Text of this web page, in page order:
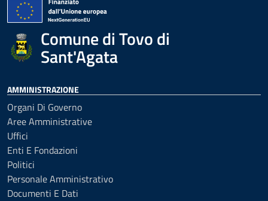
Comune di Tovo di
Sant'Agata
AMMINISTRAZIONE
Organi Di Governo
Aree Amministrative
Uffici
Enti E Fondazioni
Politici
Personale Amministrativo
Documenti E Dati